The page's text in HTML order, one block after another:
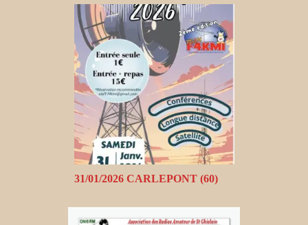
31/01/2026 CARLEPONT (60)